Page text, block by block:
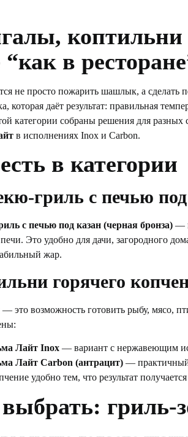
коптильни
“как в
не просто пожарить шашлык, а
которая даёт результат: правильная
категории собраны решения для разных
в исполнениях Inox и Carbon.
в категории
гриль с печью
с печью под казан (черная бронза)—
Это удобно для дачи, загородного
жар.
горячего
— это возможность готовить рыбу, мясо,
Лайт Inox— вариант с нержавеющим
Лайт Carbon (антрацит)— практичный
удобно тем, что результат
гриль-